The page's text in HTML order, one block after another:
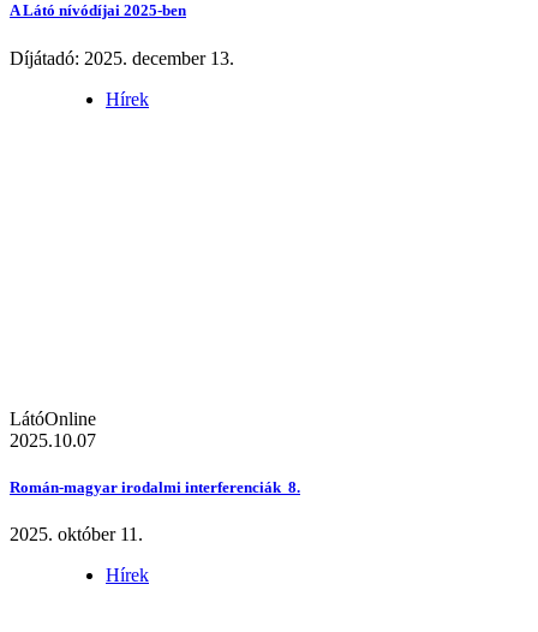
A Látó nívódíjai 2025-ben
Díjátadó: 2025. december 13.
Hírek
LátóOnline
2025.10.07
Román-magyar irodalmi interferenciák 8.
2025. október 11.
Hírek